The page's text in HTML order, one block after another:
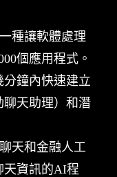
種讓軟體處理
個應用程式。
鐘內快速建立
聊天助理）和潛
天和金融人工
天資訊的AI程